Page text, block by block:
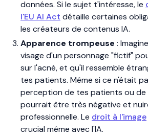
données. Si le sujet t'intéresse, le
l'EU AI Act détaille certaines
les créateurs de contenus IA.
Apparence trompeuse :
visage d'un personnage "fictif"
sur l'acné, et qu'il ressemble
tes patients. Même si ce n'était
perception de tes patients ou de
pourrait être très négative et
professionnelle. Le droit à l'image
crucial même avec l'IA.